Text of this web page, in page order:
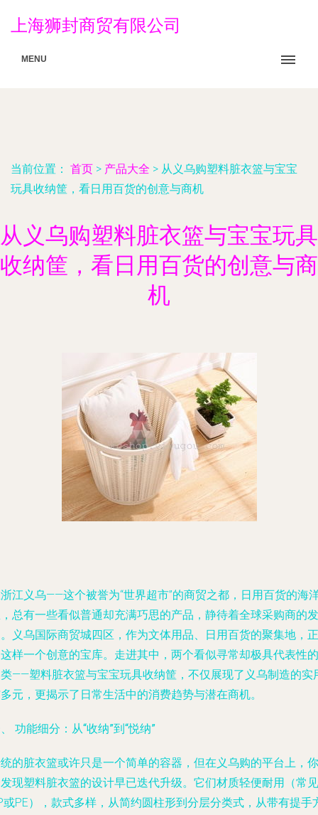
上海狮封商贸有限公司
MENU
当前位置： 首页 > 产品大全 > 从义乌购塑料脏衣篮与宝宝
玩具收纳筐，看日用百货的创意与商机
从义乌购塑料脏衣篮与宝宝玩具
收纳筐，看日用百货的创意与商
机
江义乌——这个被誉为“世界超市”的商贸之都，日用百货的海
总有一些看似普通却充满巧思的产品，静待着全球采购商的发
义乌国际商贸城四区，作为文体用品、日用百货的聚集地，正
样一个创意的宝库。走进其中，两个看似寻常却极具代表性的
——塑料脏衣篮与宝宝玩具收纳筐，不仅展现了义乌制造的实
元，更揭示了日常生活中的消费趋势与潜在商机。
功能细分：从“收纳”到“悦纳”
的脏衣篮或许只是一个简单的容器，但在义乌购的平台上，你
现塑料脏衣篮的设计早已迭代升级。它们材质轻便耐用（常见
或PE），款式多样，从简约圆柱形到分层分类式，从带有提手